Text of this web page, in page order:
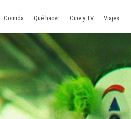
Comida Qué hacer Cine y TV Viajes